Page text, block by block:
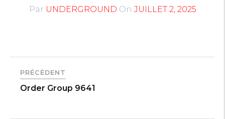
Par UNDERGROUND On JUILLET 2, 2025
PRÉCÉDENT
Order Group 9641